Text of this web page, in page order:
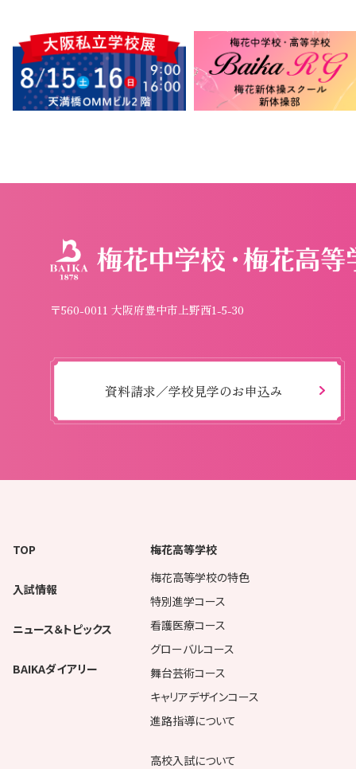
〒560-0011 大阪府豊中市上野西1-5-30
資料請求／学校見学のお申込み
TOP
入試情報
ニュース＆トピックス
BAIKAダイアリー
梅花高等学校
梅花高等学校の特色
特別進学コース
看護医療コース
グローバルコース
舞台芸術コース
キャリアデザインコース
進路指導について
高校入試について